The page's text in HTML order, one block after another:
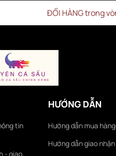
HÀNG trong vòng 15 NGÀY
tin
- giao,
HƯỚNG DẪN
Hướng dẫn mua hàng
Hướng dẫn giao nhận